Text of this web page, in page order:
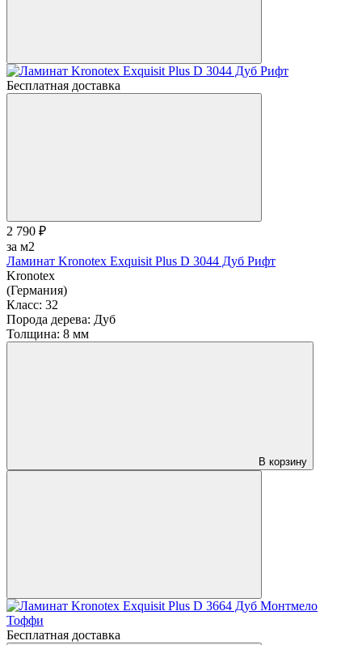
Бесплатная доставка
2 790 ₽
за м2
Ламинат Kronotex Exquisit Plus D 3044 Дуб Рифт
Kronotex
(Германия)
Класс: 32
Порода дерева: Дуб
Толщина: 8 мм
В корзину
Бесплатная доставка